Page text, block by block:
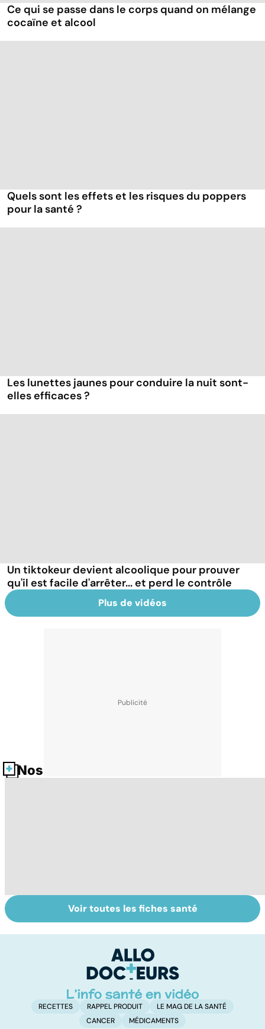
Ce qui se passe dans le corps quand on mélange
cocaïne et alcool
Quels sont les effets et les risques du poppers
pour la santé ?
Les lunettes jaunes pour conduire la nuit sont-
elles efficaces ?
Un tiktokeur devient alcoolique pour prouver
qu'il est facile d'arrêter... et perd le contrôle
Plus de vidéos
Nos fiches santé
Suicide : prévenir
le passage à
Un rhume, ça se
soigne ?
Voir toutes les fiches santé
RECETTES RAPPEL PRODUIT
LE MAG DE LA SANTÉ
CANCER
MÉDICAMENTS